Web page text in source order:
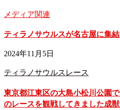
メディア関連
ティラノサウルスが名古屋に集結
2024年11月5日
ティラノサウルスレース
東京都江東区の大島小松川公園
のレースを観戦してきました成